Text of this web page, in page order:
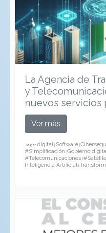
La Agencia de
y
nuevos servicios
Ver más
Tags: digital | Software |
#Simplificación | Gobierno
#Telecomunicaciones |
Inteligencia Artificial |